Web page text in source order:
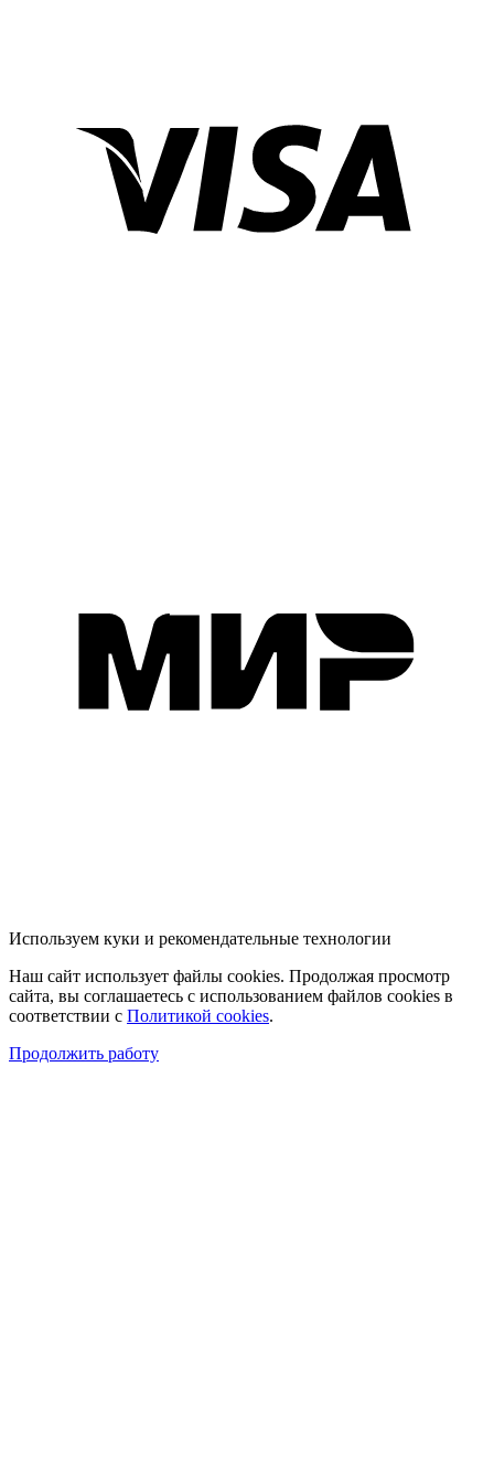
В КОРЗИНЕ
Используем куки и рекомендательные технологии
Наш сайт использует файлы cookies. Продолжая просмотр
сайта, вы соглашаетесь с использованием файлов cookies в
соответствии с Политикой cookies.
Продолжить работу